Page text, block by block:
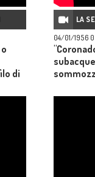
di
LA
04/01/1956
attori